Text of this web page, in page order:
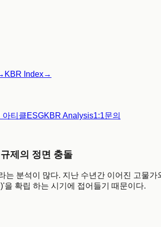
KBR Index→
아티클ESGKBR Analysis1:1문의
제의 정면 충돌
분석이 많다. 지난 수년간 이어진 고물
확립 하는 시기에 접어들기 때문이다.